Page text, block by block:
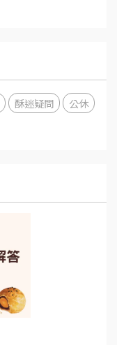
酥迷疑問
公休